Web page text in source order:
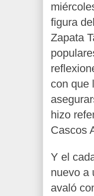
figura
Zapata
con que
hizo
Cascos
Y el
nuevo a
avaló